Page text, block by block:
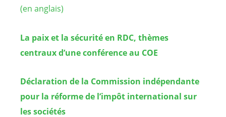
(en anglais)
La paix et la sécurité en RDC, thèmes
centraux d’une conférence au COE
Déclaration de la Commission indépendante
pour la réforme de l’impôt international sur
les sociétés